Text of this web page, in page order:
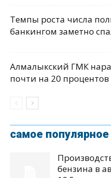
Темпы роста числа
банкингом заметно
Алмалыкский ГМК
почти на 20 процентов
самое популярное
бензина в